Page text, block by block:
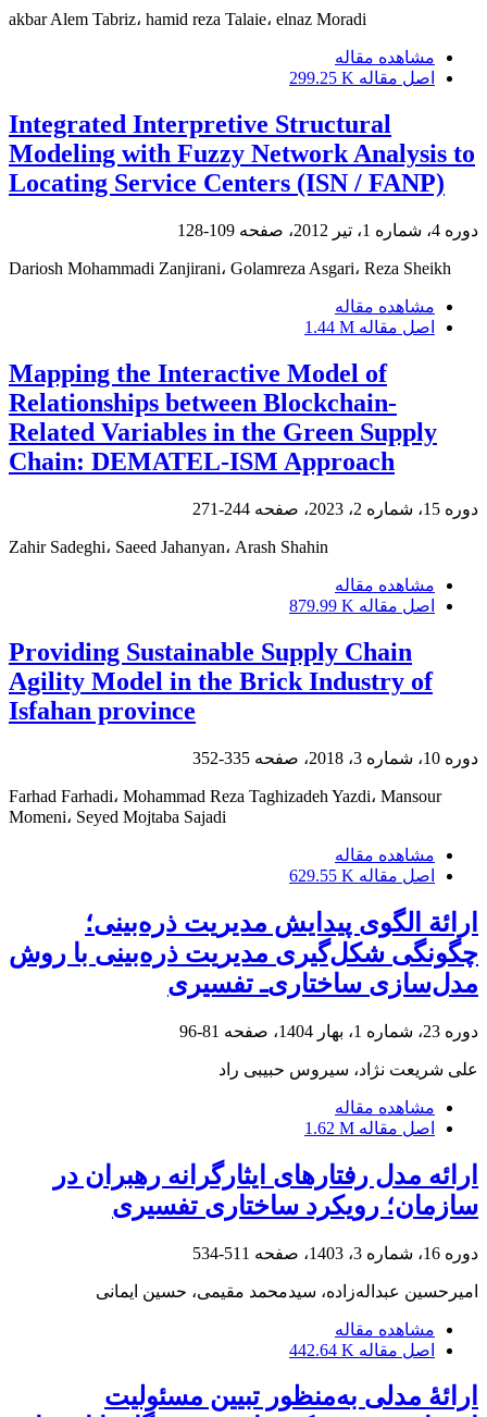
akbar Alem Tabriz، hamid reza Talaie، elnaz Moradi
مشاهده مقاله
اصل مقاله 299.25 K
Integrated Interpretive Structural
Modeling with Fuzzy Network Analysis to
Locating Service Centers (ISN / FANP)
دوره 4، شماره 1، تیر 2012، صفحه 109-128
Dariosh Mohammadi Zanjirani، Golamreza Asgari، Reza Sheikh
مشاهده مقاله
اصل مقاله 1.44 M
Mapping the Interactive Model of
Relationships between Blockchain-
Related Variables in the Green Supply
Chain: DEMATEL-ISM Approach
دوره 15، شماره 2، 2023، صفحه 244-271
Zahir Sadeghi، Saeed Jahanyan، Arash Shahin
مشاهده مقاله
اصل مقاله 879.99 K
Providing Sustainable Supply Chain
Agility Model in the Brick Industry of
Isfahan province
دوره 10، شماره 3، 2018، صفحه 335-352
Farhad Farhadi، Mohammad Reza Taghizadeh Yazdi، Mansour
Momeni، Seyed Mojtaba Sajadi
مشاهده مقاله
اصل مقاله 629.55 K
ارائة الگوی پیدایش مدیریت ذره‌بینی؛
چگونگی شکل‌گیری مدیریت ذره‌بینی با روش
مدل‌سازی ساختاری‌ـ تفسیری
دوره 23، شماره 1، بهار 1404، صفحه 81-96
علی شریعت نژاد، سیروس حبیبی راد
مشاهده مقاله
اصل مقاله 1.62 M
ارائه مدل رفتارهای ایثارگرانه رهبران در
سازمان؛ رویکرد ساختاری تفسیری
دوره 16، شماره 3، 1403، صفحه 511-534
امیرحسین عبداله‌زاده، سیدمحمد مقیمی، حسین ایمانی
مشاهده مقاله
اصل مقاله 442.64 K
ارائۀ مدلی به‌منظور تبیین مسئولیت